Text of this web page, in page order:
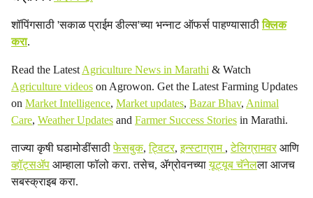
शॉपिंगसाठी 'सकाळ प्राईम डील्स'च्या भन्नाट ऑफर्स पाहण्यासाठीक्लिक
करा.
Read the Latest Agriculture News in Marathi & Watch
Agriculture videos on Agrowon. Get the Latest Farming Updates
on Market Intelligence, Market updates, Bazar Bhav, Animal
Care, Weather Updates and Farmer Success Stories in Marathi.
ताज्या कृषी घडामोडींसाठीफेसबुक,ट्विटर,इन्स्टाग्राम ,टेलिग्रामवरआणि
व्हॉट्सॲप आम्हाला फॉलो करा. तसेच, ॲग्रोवनच्यायूट्यूब चॅनेलला आजच
सबस्क्राइब करा.